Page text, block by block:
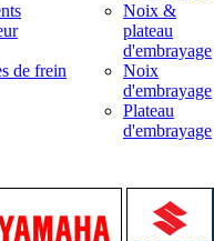
de frein
Noix &
plateau
d'embrayage
Noix
d'embrayage
Plateau
d'embrayage